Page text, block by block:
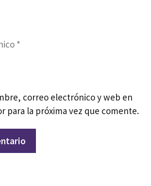
correo electrónico y web en
para la próxima vez que comente.